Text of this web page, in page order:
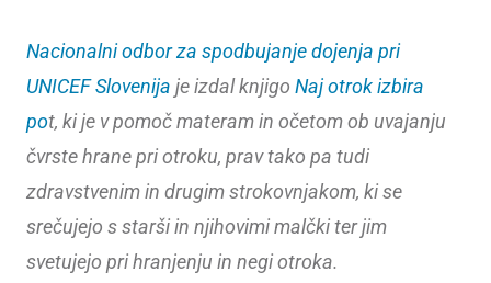
Nacionalni odbor za spodbujanje dojenja pri
UNICEF Slovenija je izdal knjigo Naj otrok izbira
pot, ki je v pomoč materam in očetom ob uvajanju
čvrste hrane pri otroku, prav tako pa tudi
zdravstvenim in drugim strokovnjakom, ki se
srečujejo s starši in njihovimi malčki ter jim
svetujejo pri hranjenju in negi otroka.